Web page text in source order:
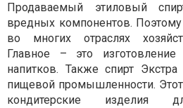
Продаваемый этиловый
вредных компонентов. Поэтому
во многих отраслях
Главное – это изготовление
напитков. Также спирт
пищевой промышленности. Этот
кондитерские изделия